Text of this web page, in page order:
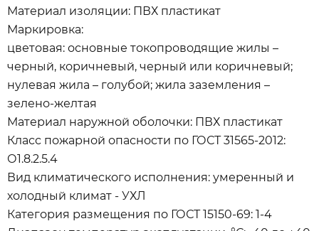
Материал изоляции: ПВХ пластикат
Маркировка:
цветовая: основные токопроводящие жилы –
черный, коричневый, черный или коричневый;
нулевая жила – голубой; жила заземления –
зелено-желтая
Материал наружной оболочки: ПВХ пластикат
Класс пожарной опасности по ГОСТ 31565-2012:
О1.8.2.5.4
Вид климатического исполнения: умеренный и
холодный климат - УХЛ
Категория размещения по ГОСТ 15150-69: 1-4